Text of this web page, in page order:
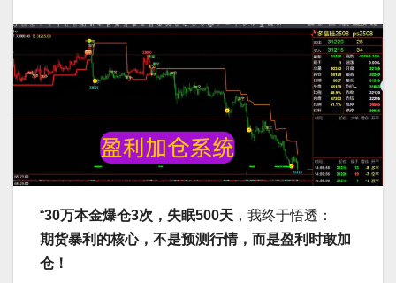
“30万本金爆仓3次，失眠500天 ，我终于悟透：
期货暴利的核心，不是预测行情，而是盈利时敢加
仓！